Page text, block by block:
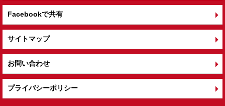
Facebookで共有
サイトマップ
お問い合わせ
プライバシーポリシー